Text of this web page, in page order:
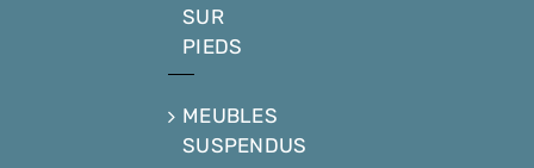
SUR
PIEDS
MEUBLES
SUSPENDUS